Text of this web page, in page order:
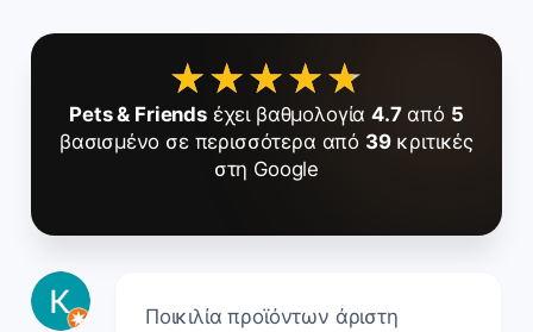
★★★★★
★★★★★
Pets & Friendsέχει βαθμολογία4.7από 5
βασισμένο σε περισσότερα από 39κριτικές
στη Google
Ποικιλία προϊόντων άριστη